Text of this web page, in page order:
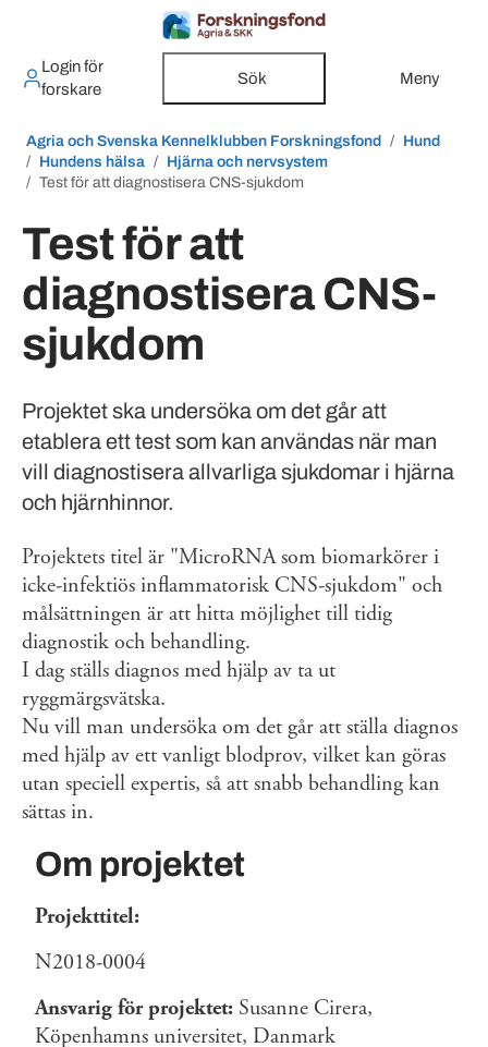
Login för
forskare
Sök Meny
Agria och Svenska Kennelklubben Forskningsfond
Hund
Hundens hälsa
Hjärna och nervsystem
Test för att diagnostisera CNS-sjukdom
Test för att
diagnostisera CNS-
sjukdom
Projektet ska undersöka om det går att
etablera ett test som kan användas när man
vill diagnostisera allvarliga sjukdomar i hjärna
och hjärnhinnor.
Projektets titel är "MicroRNA som biomarkörer i
icke-infektiös inflammatorisk CNS-sjukdom" och
målsättningen är att hitta möjlighet till tidig
diagnostik och behandling.
I dag ställs diagnos med hjälp av ta ut
ryggmärgsvätska.
Nu vill man undersöka om det går att ställa diagnos
med hjälp av ett vanligt blodprov, vilket kan göras
utan speciell expertis, så att snabb behandling kan
sättas in.
Om projektet
Projekttitel:
N2018-0004
Ansvarig för projektet: Susanne Cirera,
Köpenhamns universitet, Danmark